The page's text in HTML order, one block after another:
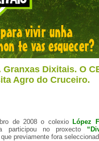
Granxas Dixitais. O
Agro do Cruceiro.
de 2008 o colexio
López
participou no proxecto
previamente fora